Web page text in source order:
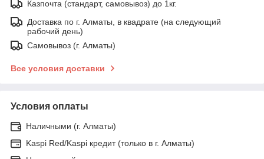
Казпочта (стандарт, самовывоз) до 1кг.
Доставка по г. Алматы, в квадрате (на следующий
рабочий день)
Самовывоз (г. Алматы)
Все условия доставки
Условия оплаты
Наличными (г. Алматы)
Kaspi Red/Kaspi кредит (только в г. Алматы)